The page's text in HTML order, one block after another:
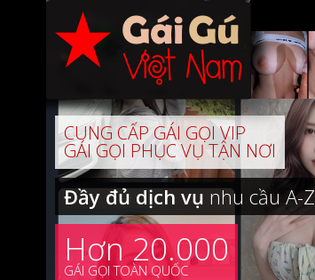
CUNG CẤP GÁI GỌI VIP
GÁI GỌI PHỤC VỤ TẬN NƠI
Đầy đủ dịch vụnhu cầu A-Z
Hơn 20.000
GÁI GỌI TOÀN QUỐC